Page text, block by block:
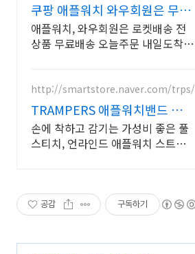
쿠팡 애플워치 와우회원은 무제
한 무료 배송
애플워치, 와우회원은 로켓배송 전
상품 무료배송 오늘주문 내일도착!
http://smartstore.naver.com/trps/
TRAMPERS 애플워치밴드 편안
한 착용감 방수내피가죽
손에 착하고 감기는 가성비 좋은 풀
스티치, 언라인드 애플워치 스트랩
공감 구독하기